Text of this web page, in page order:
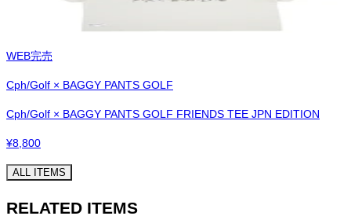
WEB完売
Cph/Golf × BAGGY PANTS GOLF
Cph/Golf × BAGGY PANTS GOLF FRIENDS TEE JPN EDITION
¥8,800
ALL ITEMS
RELATED ITEMS